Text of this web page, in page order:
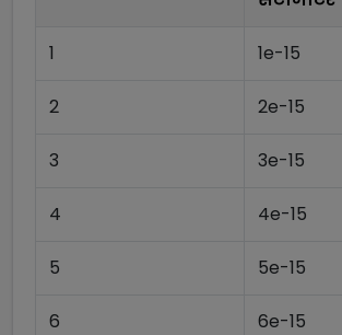
1 1e-15
2 2e-15
3 3e-15
4 4e-15
5 5e-15
6 6e-15